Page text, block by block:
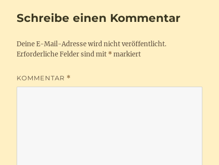
Schreibe einen Kommentar
Deine E-Mail-Adresse wird nicht veröffentlicht.
Erforderliche Felder sind mit * markiert
KOMMENTAR *